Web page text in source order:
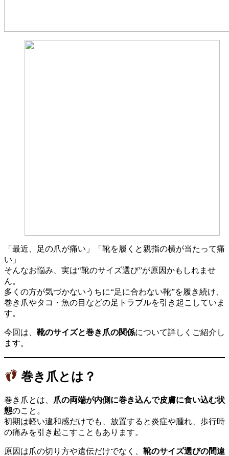
「最近、足の爪が痛い」「靴を履くと親指の横が当たって痛
い」
そんなお悩み、実は“靴のサイズ選び”が原因かもしれませ
ん。
多くの方が気づかないうちに“足に合わない靴”を履き続け、
巻き爪やタコ・魚の目などの足トラブルを引き起こしていま
す。
今回は、 靴のサイズと巻き爪の関係について詳しくご紹介し
ます。
巻き爪とは？
巻き爪とは、
爪の両端が内側に巻き込んで皮膚に食い込む状
態のこと。
初期は軽い違和感だけでも、放置すると炎症や腫れ、歩行時
の痛みを引き起こすこともあります。
原因は爪の切り方や遺伝だけでなく、 靴のサイズ選びの間違